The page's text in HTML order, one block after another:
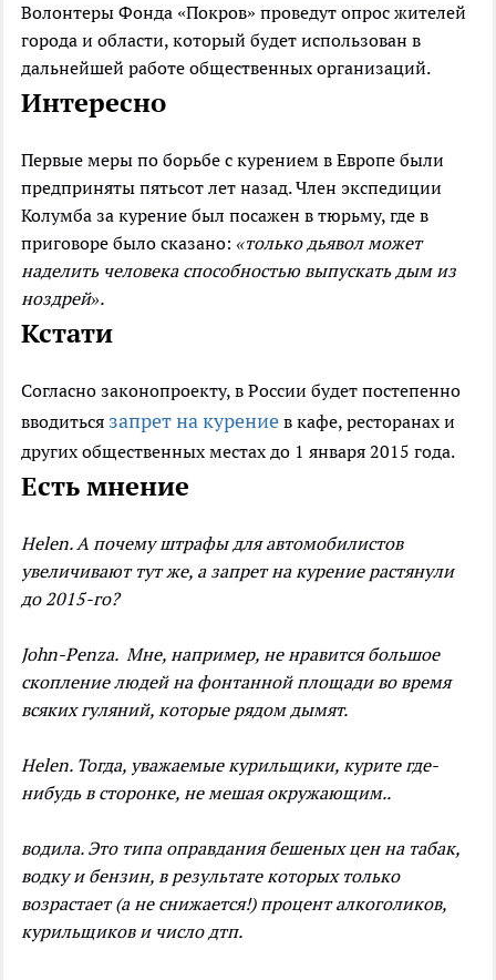
Волонтеры Фонда «Покров» проведут опрос жителей
города и области, который будет использован в
дальнейшей работе общественных организаций.
Интересно
Первые меры по борьбе с курением в Европе были
предприняты пятьсот лет назад. Член экспедиции
Колумба за курение был посажен в тюрьму, где в
приговоре было сказано: «только дьявол может
наделить человека способностью выпускать дым из
ноздрей».
Кстати
Согласно законопроекту, в России будет постепенно
вводиться запрет на курение в кафе, ресторанах и
других общественных местах до 1 января 2015 года.
Есть мнение
Helen. А почему штрафы для автомобилистов
увеличивают тут же, а запрет на курение растянули
до 2015-го?
John-Penza. Мне, например, не нравится большое
скопление людей на фонтанной площади во время
всяких гуляний, которые рядом дымят.
Helen. Тогда, уважаемые курильщики, курите где-
нибудь в сторонке, не мешая окружающим..
водила. Это типа оправдания бешеных цен на табак,
водку и бензин, в результате которых только
возрастает (а не снижается!) процент алкоголиков,
курильщиков и число дтп.